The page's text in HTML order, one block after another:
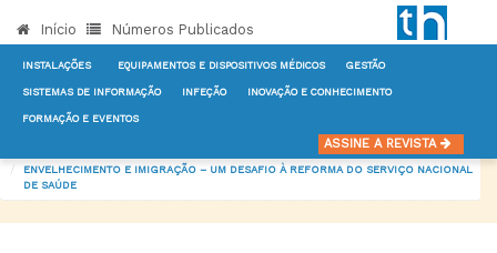
Início Números Publicados
INSTALAÇÕES EQUIPAMENTOS E DISPOSITIVOS MÉDICOS GESTÃO
SISTEMAS DE INFORMAÇÃO INFEÇÃO INOVAÇÃO E CONHECIMENTO
FORMAÇÃO E EVENTOS
ASSINE A REVISTA
ENVELHECIMENTO E IMIGRAÇÃO – UM DESAFIO À REFORMA DO SERVIÇO NACIONAL
DE SAÚDE